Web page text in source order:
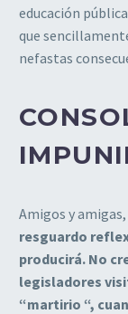
educación
que
nefastas
Amigos y amigas,
resguardo
producirá. No
legisladores
“martirio “,